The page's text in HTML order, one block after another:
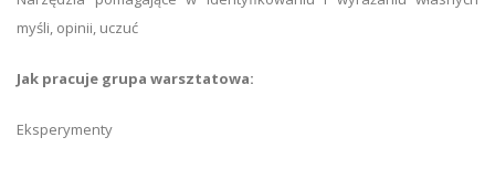
myśli, opinii, uczuć
Jak pracuje grupa warsztatowa:
Eksperymenty